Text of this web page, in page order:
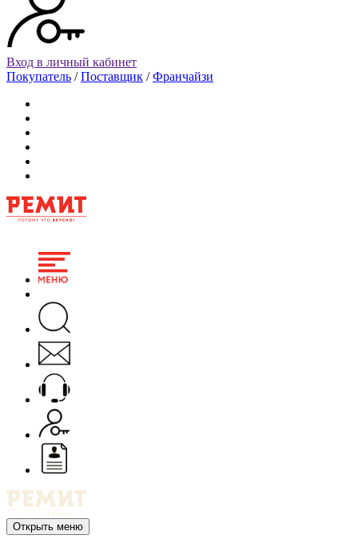
Вход в личный кабинет
Покупатель /Поставщик /Франчайзи
Открыть меню